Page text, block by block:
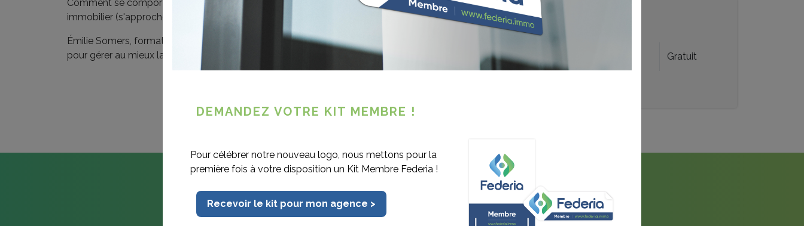
Comment se comporter face à un client négligent, faisant courir des risques à l'agent
immobilier (s'approche de trop près, touche tout,...) ?
Émilie Somers, formatrice, hypnothérapeute et conférencière nous a donné les clés
pour gérer au mieux la reprise des activités via ce webinaire.
TARIFS
Gratuit
SOYEZ TOUJOURS À LA PAGE
Newsletter et Federiamag,
DEMANDEZ VOTRE KIT MEMBRE !
Pour célébrer notre nouveau logo, nous mettons pour la
première fois à votre disposition un Kit Membre Federia !
Recevoir le kit pour mon agence >